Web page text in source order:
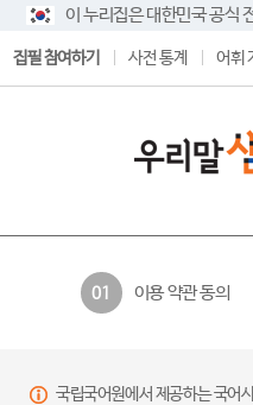
이 누리집은 대한민국 공식
집필 참여하기 사전 통계 어휘
01 이용 약관 동의
국립국어원에서 제공하는 국어